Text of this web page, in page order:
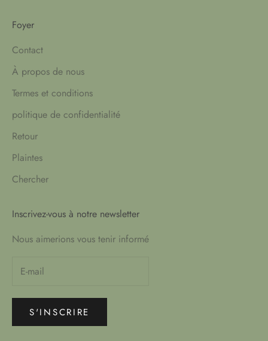
Foyer
Contact
À propos de nous
Termes et conditions
politique de confidentialité
Retour
Plaintes
Chercher
Inscrivez-vous à notre newsletter
Nous aimerions vous tenir informé
S'INSCRIRE